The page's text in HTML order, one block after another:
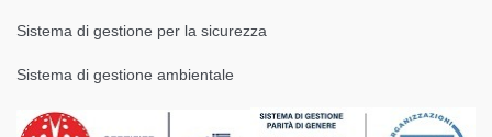
Sistema di gestione per la sicurezza
Sistema di gestione ambientale